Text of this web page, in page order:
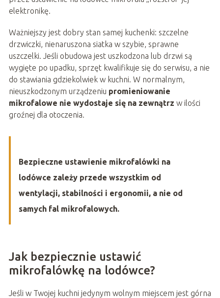
elektronikę.
Ważniejszy jest dobry stan samej kuchenki: szczelne
drzwiczki, nienaruszona siatka w szybie, sprawne
uszczelki. Jeśli obudowa jest uszkodzona lub drzwi są
wygięte po upadku, sprzęt kwalifikuje się do serwisu, a nie
do stawiania gdziekolwiek w kuchni. W normalnym,
nieuszkodzonym urządzeniu promieniowanie
mikrofalowe nie wydostaje się na zewnątrz w ilości
groźnej dla otoczenia.
Bezpieczne ustawienie mikrofalówki na
lodówce zależy przede wszystkim od
wentylacji, stabilności i ergonomii, a nie od
samych fal mikrofalowych.
Jak bezpiecznie ustawić
mikrofalówkę na lodówce?
Jeśli w Twojej kuchni jedynym wolnym miejscem jest górna